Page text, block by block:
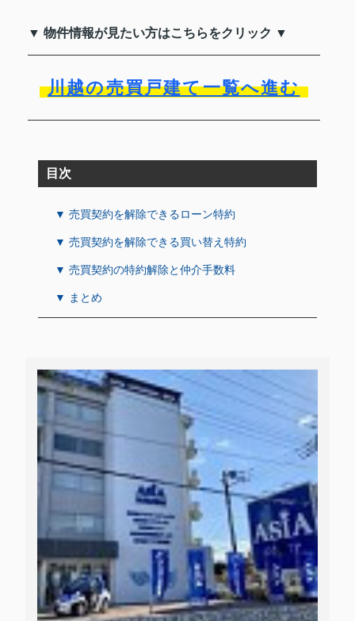
▼ 物件情報が見たい方はこちらをクリック ▼
川越の売買戸建て一覧へ進む
目次
▼ 売買契約を解除できるローン特約
▼ 売買契約を解除できる買い替え特約
▼ 売買契約の特約解除と仲介手数料
▼ まとめ